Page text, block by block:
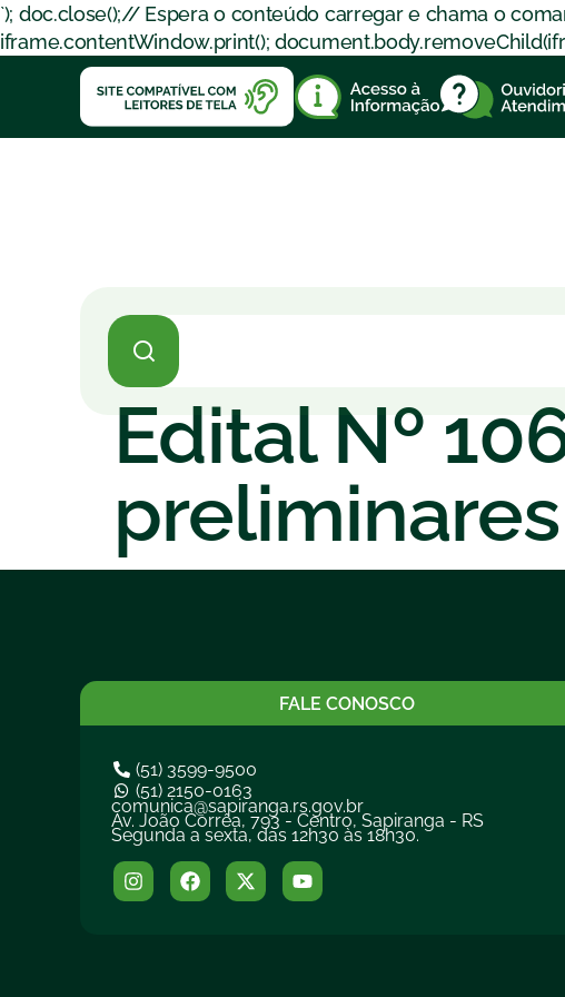
`); doc.close();// Espera o conteúdo carregar e chama o
iframe.contentWindow.print();
Edital Nº
FALE CONOSCO
(51) 3599-9500
(51) 2150-0163
comunica@sapiranga.rs.gov.br
Av. João Corrêa, 793 - Centro, Sapiranga - RS
Segunda a sexta, das 12h30 às 18h30.